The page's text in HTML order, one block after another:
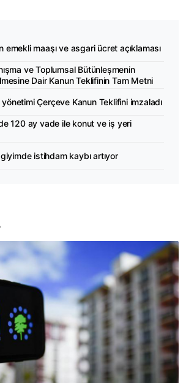
emekli maaşı ve asgari ücret açıklaması
ve Toplumsal Bütünleşmenin
Dair Kanun Teklifinin Tam Metni
Çerçeve Kanun Teklifini imzaladı
120 ay vade ile konut ve iş yeri
istihdam kaybı artıyor